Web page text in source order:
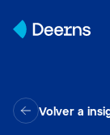
Volver a